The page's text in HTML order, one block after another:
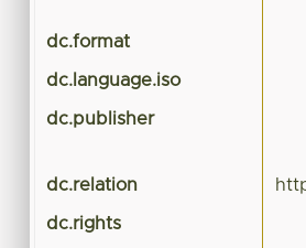
dc.format
dc.language.iso
dc.publisher
dc.relation
dc.rights